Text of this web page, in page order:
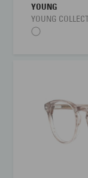
YOUNG
YOUNG